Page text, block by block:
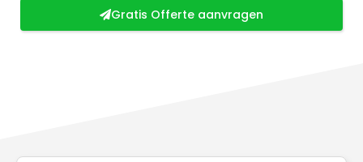
Gratis Offerte aanvragen